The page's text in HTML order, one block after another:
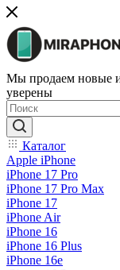
Мы продаем новые
уверены
Каталог
Apple iPhone
iPhone 17 Pro
iPhone 17 Pro Max
iPhone 17
iPhone Air
iPhone 16
iPhone 16 Plus
iPhone 16e